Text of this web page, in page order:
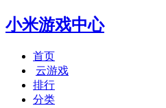
小米游戏中心
首页
云游戏
排行
分类